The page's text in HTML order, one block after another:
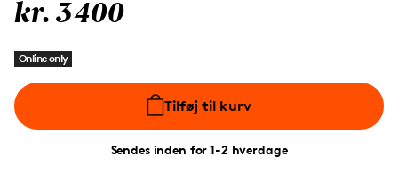
kr. 3400
Online only
Tilføj til kurv
Sendes inden for 1-2 hverdage